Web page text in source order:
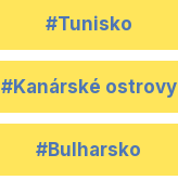
#Tunisko
#Kanárské ostrovy
#Bulharsko